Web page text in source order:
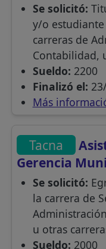
Se solicitó:
y/o
carreras de
Contabilidad,
Sueldo: 2200
Finalizó el:
Más
Tacna
Gerencia
Se solicitó:
la carrera de
u otras
Sueldo: 2000